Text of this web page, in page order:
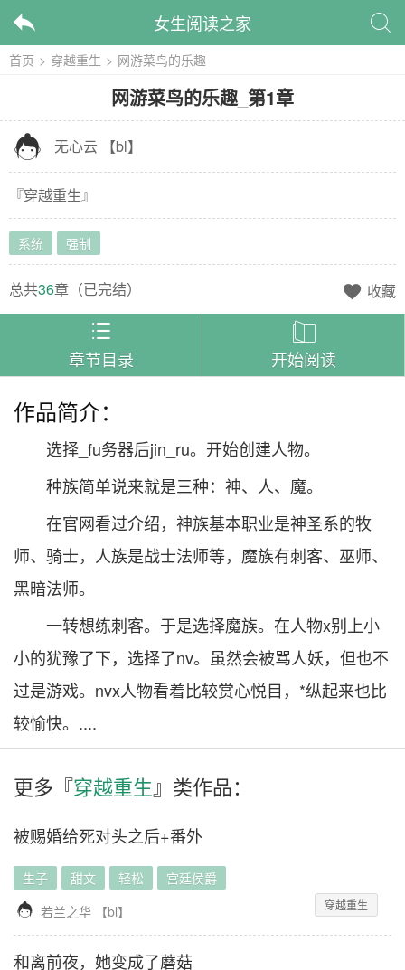
 女生阅读之家 
首页 > 穿越重生 > 网游菜鸟的乐趣
网游菜鸟的乐趣_ 第1章
 无心云 【bl】
『穿越重生』
系统 强制
总共36章（已完结）  收藏

章节目录

开始阅读
作品简介：
选择_fu务器后jin_ru。开始创建人物。
种族简单说来就是三种：神、人、魔。
在官网看过介绍，神族基本职业是神圣系的牧
师、骑士，人族是战士法师等，魔族有刺客、巫师、
黑暗法师。
一转想练刺客。于是选择魔族。在人物x别上小
小的犹豫了下，选择了nv。虽然会被骂人妖，但也不
过是游戏。nvx人物看着比较赏心悦目，*纵起来也比
较愉快。....
更多『穿越重生 』类作品：
被赐婚给死对头之后+番外
生子 甜文 轻松 宫廷侯爵
 若兰之华 【bl】 穿越重生
和离前夜，她变成了蘑菇